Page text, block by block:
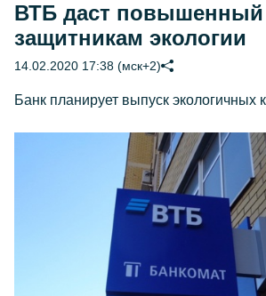
ВТБ даст повышенный
защитникам экологии
14.02.2020 17:38 (мск+2)
Банк планирует выпуск экологичных